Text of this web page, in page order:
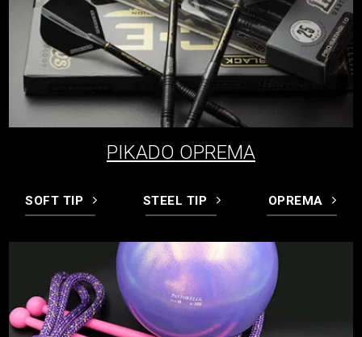
PIKADO OPREMA
SOFT TIP STEEL TIP OPREMA